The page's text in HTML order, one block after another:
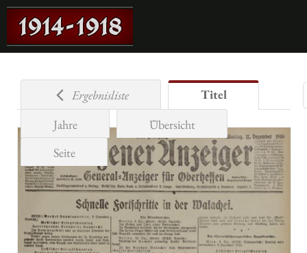
Ergebnisliste
Titel
Jahre
Übersicht
Seite